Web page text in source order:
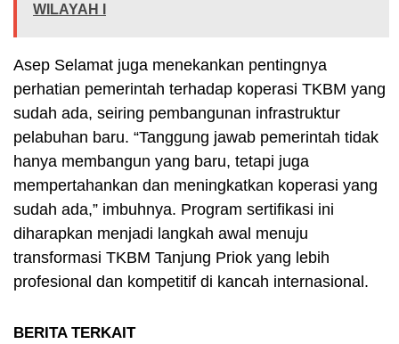
WILAYAH I
Asep Selamat juga menekankan pentingnya
perhatian pemerintah terhadap koperasi TKBM yang
sudah ada, seiring pembangunan infrastruktur
pelabuhan baru. “Tanggung jawab pemerintah tidak
hanya membangun yang baru, tetapi juga
mempertahankan dan meningkatkan koperasi yang
sudah ada,” imbuhnya. Program sertifikasi ini
diharapkan menjadi langkah awal menuju
transformasi TKBM Tanjung Priok yang lebih
profesional dan kompetitif di kancah internasional.
BERITA TERKAIT